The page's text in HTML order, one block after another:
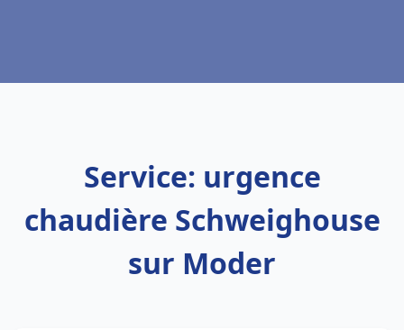
Service: urgence
chaudière Schweighouse
sur Moder